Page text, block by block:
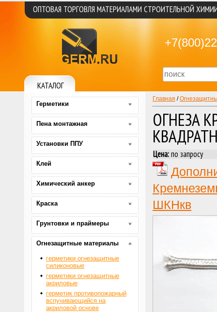
Главная /
ОГНЕЗА
Цена:по запросу
ШКНкв
Герметики
Пена монтажная
Установки ППУ
Клей
Химический анкер
Краска
Грунтовки и праймеры
Огнезащитные материалы
герметики огнезащитные
силиконовые
герметики огнезащитные
акриловые
герметик противопожарный
вспучивающийся на
акриловой основе
ОПТОВАЯ ТОРГОВЛЯ МАТЕРИАЛАМИ СТРОИТЕЛЬНОЙ
КАТАЛОГ